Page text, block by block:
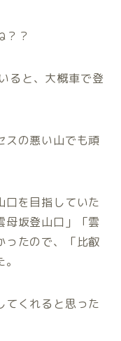
？？
ると、大概車で登
スの悪い山でも頑
口を目指していた
母坂登山口」「雲
ったので、「比叡
てくれると思った